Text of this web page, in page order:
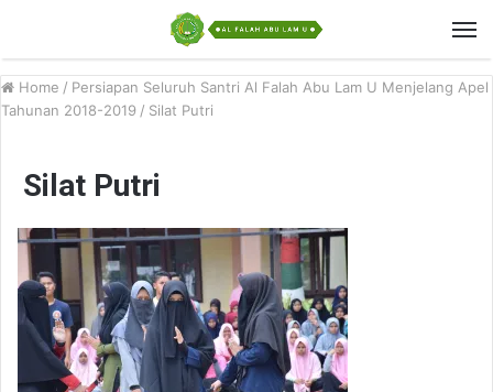
Home / Persiapan Seluruh Santri Al Falah Abu Lam U Menjelang Apel
Tahunan 2018-2019 / Silat Putri
Silat Putri